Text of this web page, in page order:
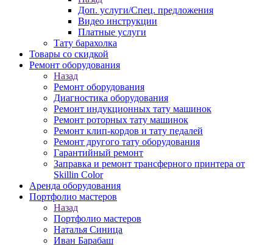
Доп. услуги/Спец. предложения
Видео инструкции
Платные услуги
Тату барахолка
Товары со скидкой
Ремонт оборудования
Назад
Ремонт оборудования
Диагностика оборудования
Ремонт индукционных тату машинок
Ремонт роторных тату машинок
Ремонт клип-кордов и тату педалей
Ремонт другого тату оборудования
Гарантийный ремонт
Заправка и ремонт трансферного принтера от
Skillin Color
Аренда оборудования
Портфолио мастеров
Назад
Портфолио мастеров
Наталья Синица
Иван Барабаш